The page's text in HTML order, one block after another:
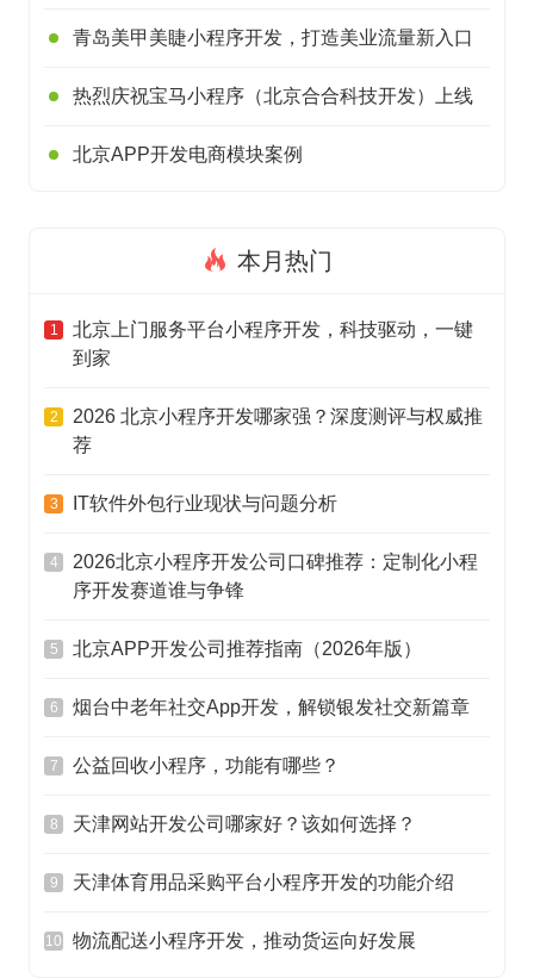
青岛美甲美睫小程序开发，打造美业流量新入口
热烈庆祝宝马小程序（北京合合科技开发）上线
北京APP开发电商模块案例
本月热门
1
北京上门服务平台小程序开发，科技驱动，一键
到家
2
2026 北京小程序开发哪家强？深度测评与权威推
荐
3 IT软件外包行业现状与问题分析
4
2026北京小程序开发公司口碑推荐：定制化小程
序开发赛道谁与争锋
5 北京APP开发公司推荐指南（2026年版）
6 烟台中老年社交App开发，解锁银发社交新篇章
7 公益回收小程序，功能有哪些？
8 天津网站开发公司哪家好？该如何选择？
9 天津体育用品采购平台小程序开发的功能介绍
10 物流配送小程序开发，推动货运向好发展